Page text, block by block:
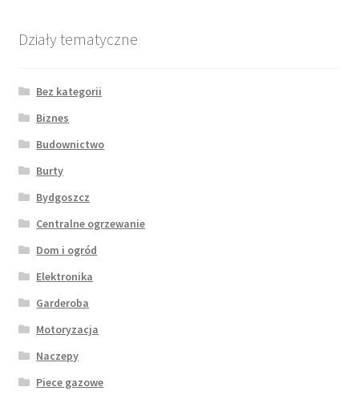
Działy tematyczne
Bez kategorii
Biznes
Budownictwo
Burty
Bydgoszcz
Centralne ogrzewanie
Dom i ogród
Elektronika
Garderoba
Motoryzacja
Naczepy
Piece gazowe